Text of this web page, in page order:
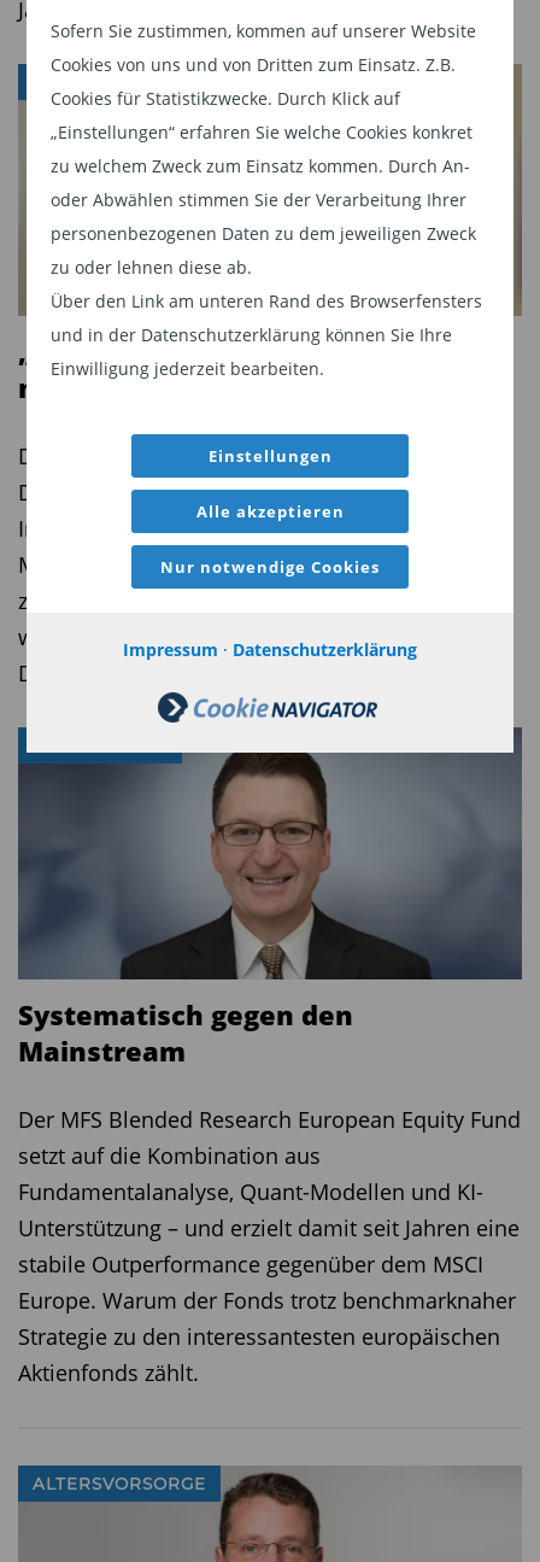
Sofern Sie zustimmen, kommen auf unserer Website
Cookies von uns und von Dritten zum Einsatz. Z.B.
Cookies für Statistikzwecke. Durch Klick auf
„Einstellungen“ erfahren Sie welche Cookies konkret
zu welchem Zweck zum Einsatz kommen. Durch An-
oder Abwählen stimmen Sie der Verarbeitung Ihrer
personenbezogenen Daten zu dem jeweiligen Zweck
zu oder lehnen diese ab.
Über den Link am unteren Rand des Browserfensters
und in der Datenschutzerklärung können Sie Ihre
Einwilligung jederzeit bearbeiten.
Einstellungen
Alle akzeptieren
Nur notwendige Cookies
Impressum · Datenschutzerklärung
jährliche Rendite von 15,66% auf dem ersten
Platz, DWS German Equities (ISIN:
barings German Growth, der 11,57%
Wertsteigerung einbringt.
Diesen Beitrag teilen:
Jahren um fast ein Viertel zu.
„Dividendenstrategien sind heute
mehr als eine reine Ertragsquelle“
Die VanEck Morningstar Developed Markets
Dividend Leaders ETF-Strategie feiert Jubiläum.
Im Interview erklärt Dmitrii Ponomarev, Product
Manager bei VanEck, warum Dividenden-ETFs
zuletzt stark an Bedeutung gewonnen haben und
weshalb Qualität wichtiger ist als eine hohe
Dividendenrendite.
Systematisch gegen den
Mainstream
Der MFS Blended Research European Equity Fund
setzt auf die Kombination aus
Fundamentalanalyse, Quant-Modellen und KI-
Unterstützung – und erzielt damit seit Jahren eine
stabile Outperformance gegenüber dem MSCI
Europe. Warum der Fonds trotz benchmarknaher
Strategie zu den interessantesten europäischen
Aktienfonds zählt.
ALTERSVORSORGE